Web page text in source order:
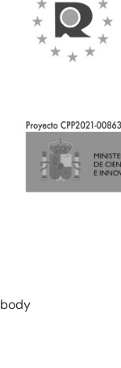
body